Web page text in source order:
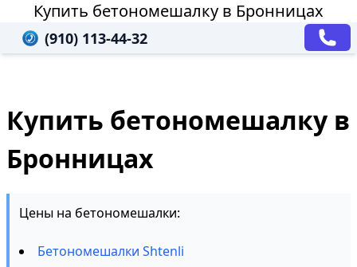
Купить бетономешалку в Бронницах
(910) 113-44-32
Купить бетономешалку в
Бронницах
Цены на бетономешалки:
Бетономешалки Shtenli